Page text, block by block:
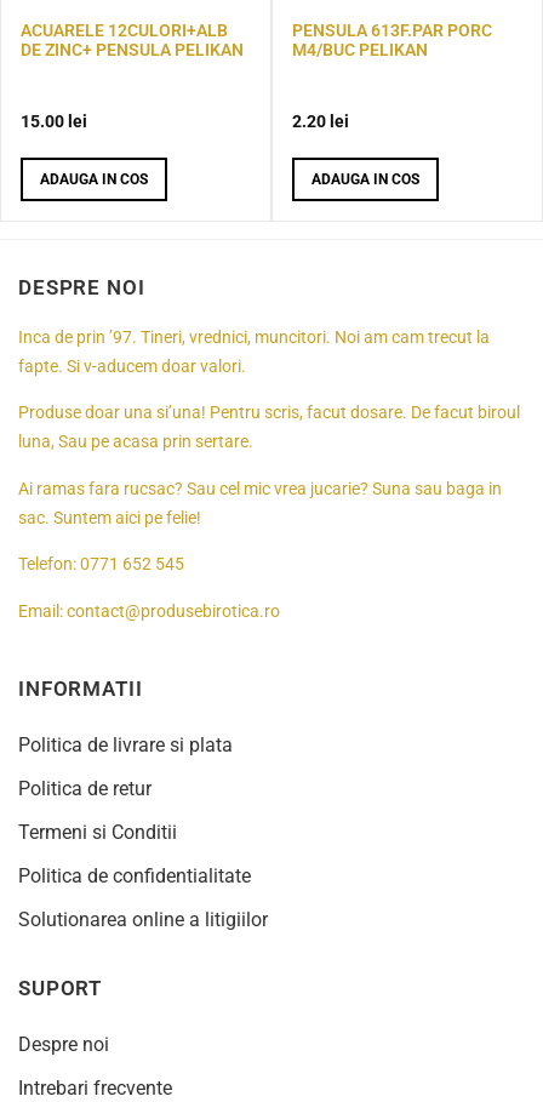
ACUARELE 12CULORI+ALB
DE ZINC+ PENSULA PELIKAN
15.00 lei
ADAUGA IN COS
PENSULA 613F.PAR PORC
M4/BUC PELIKAN
2.20 lei
ADAUGA IN COS
DESPRE NOI
Inca de prin ’97. Tineri, vrednici, muncitori. Noi am cam trecut la
fapte. Si v-aducem doar valori.
Produse doar una si’una! Pentru scris, facut dosare. De facut biroul
luna, Sau pe acasa prin sertare.
Ai ramas fara rucsac? Sau cel mic vrea jucarie? Suna sau baga in
sac. Suntem aici pe felie!
Telefon:0771 652 545
Email:contact@produsebirotica.ro
INFORMATII
Politica de livrare si plata
Politica de retur
Termeni si Conditii
Politica de confidentialitate
Solutionarea online a litigiilor
SUPORT
Despre noi
Intrebari frecvente